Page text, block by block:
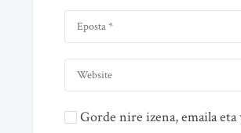
Gorde nire izena, emaila